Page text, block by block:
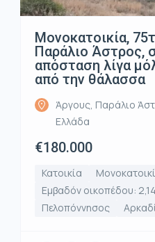
Μονοκατοικία,
Παράλιο Άστρος,
απόσταση λίγα
από την θάλασσα
Άργους, Παράλιο
Ελλάδα
€180.000
Κατοικία
Εμβαδόν οικοπέδου:
Πελοπόννησος